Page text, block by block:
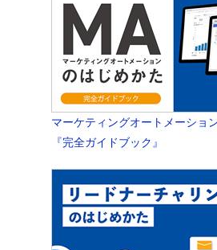
マーケティングオートメーショ
『完全ガイドブック』